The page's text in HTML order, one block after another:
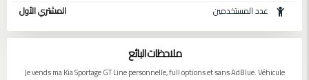
عدد المستخدمين
المشتري الأول
ملاحظات البائع
Je vends ma Kia Sportage GT Line personnelle, full options et sans AdBlue. Véhicule